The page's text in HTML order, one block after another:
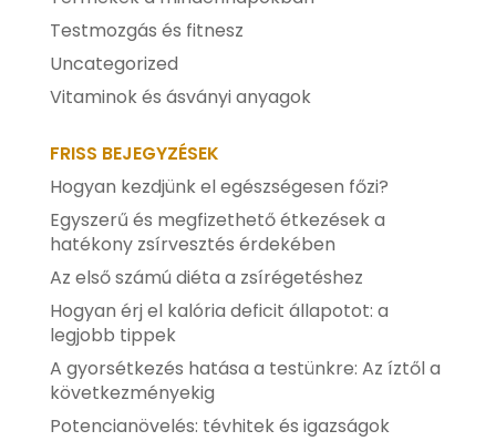
Testmozgás és fitnesz
Uncategorized
Vitaminok és ásványi anyagok
FRISS BEJEGYZÉSEK
Hogyan kezdjünk el egészségesen főzi?
Egyszerű és megfizethető étkezések a
hatékony zsírvesztés érdekében
Az első számú diéta a zsírégetéshez
Hogyan érj el kalória deficit állapotot: a
legjobb tippek
A gyorsétkezés hatása a testünkre: Az íztől a
következményekig
Potencianövelés: tévhitek és igazságok